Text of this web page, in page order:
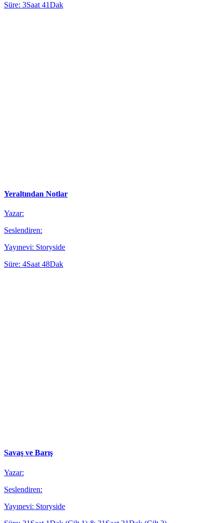
Süre: 3Saat 41Dak
Yeraltından Notlar
Yazar:
Seslendiren:
Yayınevi: Storyside
Süre: 4Saat 48Dak
Savaş ve Barış
Yazar:
Seslendiren:
Yayınevi: Storyside